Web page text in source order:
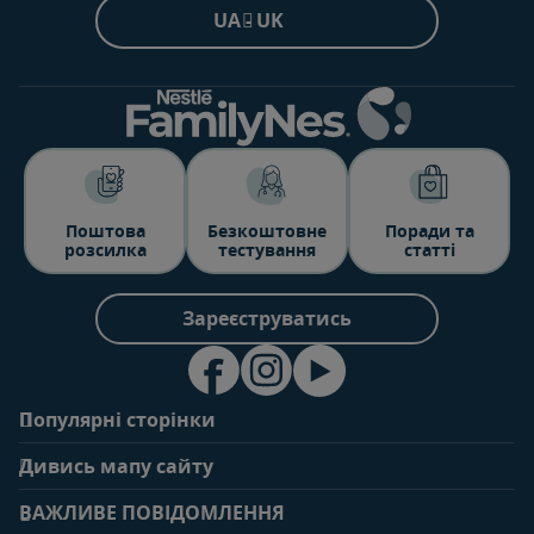
UA - UK
Поштова
розсилка
Безкоштовне
тестування
Поради та
статті
Зареєструватись
Популярні сторінки
Поширені запитання
Особистий кабінет
Дивись мапу сайту
Статті
Статті
ВАЖЛИВЕ ПОВІДОМЛЕННЯ